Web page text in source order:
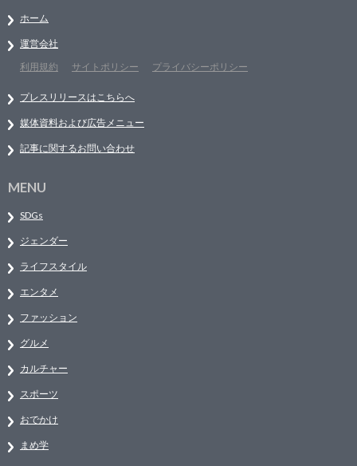
ホーム
運営会社
利用規約
サイトポリシー プライバシーポリシー
プレスリリースはこちらへ
媒体資料および広告メニュー
記事に関するお問い合わせ
MENU
SDGs
ジェンダー
ライフスタイル
エンタメ
ファッション
グルメ
カルチャー
スポーツ
おでかけ
まめ学